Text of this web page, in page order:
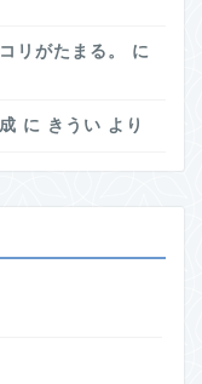
リがたまる。
に
に きうい より